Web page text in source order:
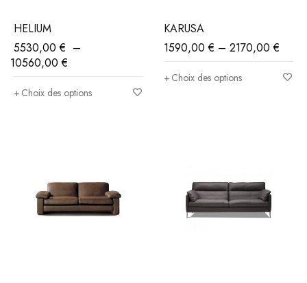
HELIUM
5530,00€ –
10560,00€
Choix des options
KARUSA
1590,00€ – 2170,00€
Choix des options